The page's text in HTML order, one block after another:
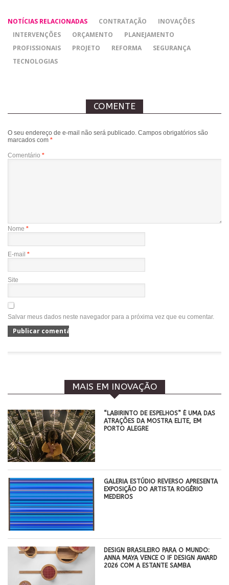
NOTÍCIAS RELACIONADAS CONTRATAÇÃO
INOVAÇÕES
INTERVENÇÕES
ORÇAMENTO
PLANEJAMENTO
PROFISSIONAIS
PROJETO REFORMA
SEGURANÇA
TECNOLOGIAS
COMENTE
O seu endereço de e-mail não será publicado. Campos obrigatórios são
marcados com *
Comentário *
Nome *
E-mail *
Site
Salvar meus dados neste navegador para a próxima vez que eu comentar.
MAIS EM INOVAÇÃO
“LABIRINTO DE ESPELHOS” É UMA DAS
ATRAÇÕES DA MOSTRA ELITE, EM
PORTO ALEGRE
GALERIA ESTÚDIO REVERSO APRESENTA
EXPOSIÇÃO DO ARTISTA ROGÉRIO
MEDEIROS
DESIGN BRASILEIRO PARA O MUNDO:
ANNA MAYA VENCE O IF DESIGN AWARD
2026 COM A ESTANTE SAMBA